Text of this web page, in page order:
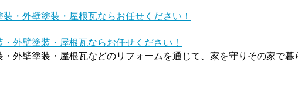
外壁塗装・屋根瓦ならお任せください！
外壁塗装・屋根瓦などのリフォームを通じて、家を守りその家で